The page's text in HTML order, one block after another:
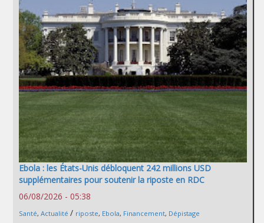
Ebola : les États-Unis débloquent 242 millions USD
supplémentaires pour soutenir la riposte en RDC
06/08/2026 - 05:38
Santé, Actualité / riposte, Ebola, Financement, Dépistage